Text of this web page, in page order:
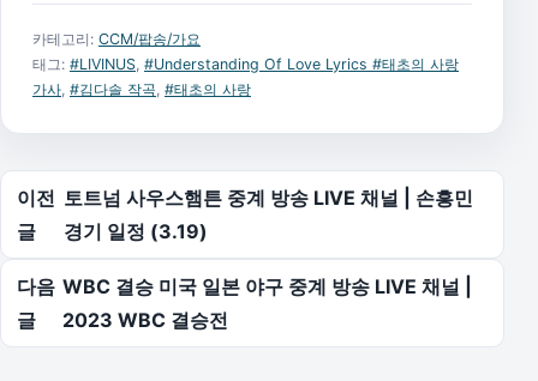
카테고리: CCM/팝송/가요
태그: #LIVINUS, #Understanding Of Love Lyrics #태초의 사랑
가사, #김다솔 작곡, #태초의 사랑
글 탐색
이전
글
토트넘 사우스햄튼 중계 방송 LIVE 채널 | 손흥민
경기 일정 (3.19)
다음
글
WBC 결승 미국 일본 야구 중계 방송 LIVE 채널 |
2023 WBC 결승전